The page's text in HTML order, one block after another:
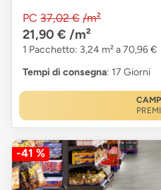
PC 37,02 € /m²
21,90 € /m²
1 Pacchetto: 3,24 m² a 70,96 €
Tempi di consegna: 17 Giorni
-41 %